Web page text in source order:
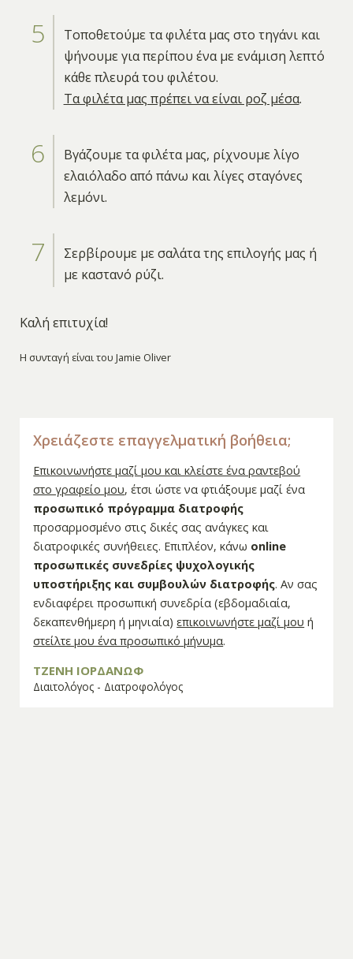
Τοποθετούμε τα φιλέτα μας στο τηγάνι και
ψήνουμε για περίπου ένα με ενάμιση λεπτό
κάθε πλευρά του φιλέτου.
Τα φιλέτα μας πρέπει να είναι ροζ μέσα.
Βγάζουμε τα φιλέτα μας, ρίχνουμε λίγο
ελαιόλαδο από πάνω και λίγες σταγόνες
λεμόνι.
Σερβίρουμε με σαλάτα της επιλογής μας ή
με καστανό ρύζι.
Καλή επιτυχία!
Η συνταγή είναι του Jamie Oliver
Χρειάζεστε επαγγελματική βοήθεια;
Επικοινωνήστε μαζί μου και κλείστε ένα ραντεβού
στο γραφείο μου, έτσι ώστε να φτιάξουμε μαζί ένα
προσωπικό πρόγραμμα διατροφής
προσαρμοσμένο στις δικές σας ανάγκες και
διατροφικές συνήθειες. Επιπλέον, κάνω online
προσωπικές συνεδρίες ψυχολογικής
υποστήριξης και συμβουλών διατροφής. Αν σας
ενδιαφέρει προσωπική συνεδρία (εβδομαδιαία,
δεκαπενθήμερη ή μηνιαία)επικοινωνήστε μαζί μου ή
στείλτε μου ένα προσωπικό μήνυμα.
ΤΖΕΝΗ ΙΟΡΔΑΝΩΦ
Διαιτολόγος - Διατροφολόγος